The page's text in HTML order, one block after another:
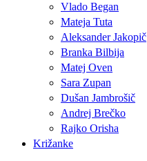
Vlado Began
Mateja Tuta
Aleksander Jakopič
Branka Bilbija
Matej Oven
Sara Zupan
Dušan Jambrošič
Andrej Brečko
Rajko Orisha
Križanke